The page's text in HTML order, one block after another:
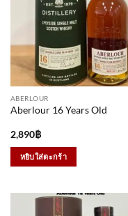
ABERLOUR
Aberlour 16 Years Old
2,890฿
หยิบใส่ตะกร้า